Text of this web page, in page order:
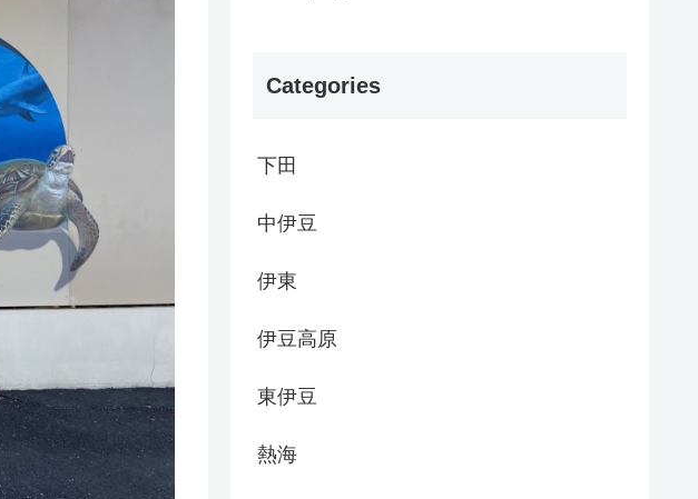
Categories
下田
中伊豆
伊東
伊豆高原
東伊豆
熱海